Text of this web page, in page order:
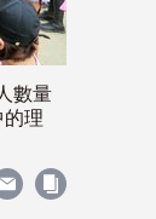
數量
的理